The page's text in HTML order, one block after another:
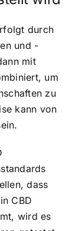
durch
und -
mit
um
zu
kann von
dass
CBD
wird es